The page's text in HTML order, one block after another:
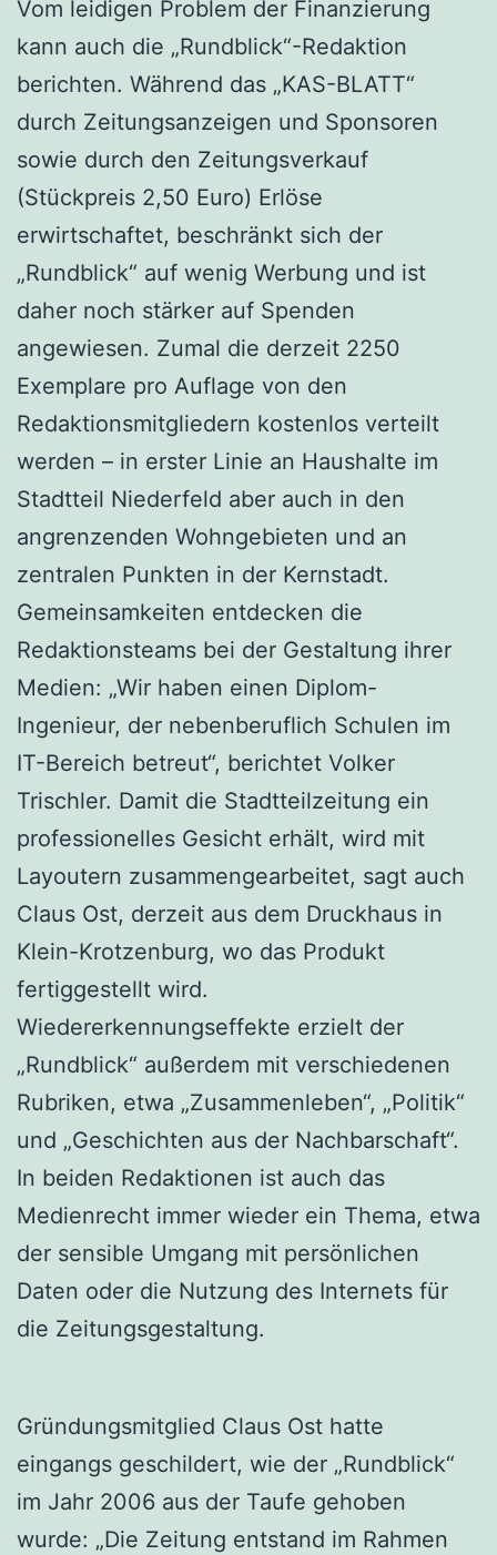
Vom leidigen Problem der Finanzierung
kann auch die „Rundblick“-Redaktion
berichten. Während das „KAS-BLATT“
durch Zeitungsanzeigen und Sponsoren
sowie durch den Zeitungsverkauf
(Stückpreis 2,50 Euro) Erlöse
erwirtschaftet, beschränkt sich der
„Rundblick“ auf wenig Werbung und ist
daher noch stärker auf Spenden
angewiesen. Zumal die derzeit 2250
Exemplare pro Auflage von den
Redaktionsmitgliedern kostenlos verteilt
werden – in erster Linie an Haushalte im
Stadtteil Niederfeld aber auch in den
angrenzenden Wohngebieten und an
zentralen Punkten in der Kernstadt.
Gemeinsamkeiten entdecken die
Redaktionsteams bei der Gestaltung ihrer
Medien: „Wir haben einen Diplom-
Ingenieur, der nebenberuflich Schulen im
IT-Bereich betreut“, berichtet Volker
Trischler. Damit die Stadtteilzeitung ein
professionelles Gesicht erhält, wird mit
Layoutern zusammengearbeitet, sagt auch
Claus Ost, derzeit aus dem Druckhaus in
Klein-Krotzenburg, wo das Produkt
fertiggestellt wird.
Wiedererkennungseffekte erzielt der
„Rundblick“ außerdem mit verschiedenen
Rubriken, etwa „Zusammenleben“, „Politik“
und „Geschichten aus der Nachbarschaft“.
In beiden Redaktionen ist auch das
Medienrecht immer wieder ein Thema, etwa
der sensible Umgang mit persönlichen
Daten oder die Nutzung des Internets für
die Zeitungsgestaltung.
Gründungsmitglied Claus Ost hatte
eingangs geschildert, wie der „Rundblick“
im Jahr 2006 aus der Taufe gehoben
wurde: „Die Zeitung entstand im Rahmen